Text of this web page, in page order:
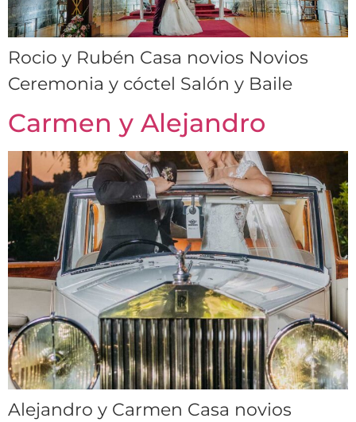
Rocio y Rubén Casa novios Novios
Ceremonia y cóctel Salón y Baile
Carmen y Alejandro
Alejandro y Carmen Casa novios